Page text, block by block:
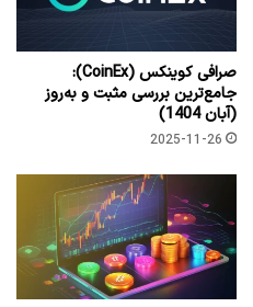
صرافی کوینکس (CoinEx):
جامع‌ترین بررسی مثبت و به‌روز
(آبان 1404)
2025-11-26